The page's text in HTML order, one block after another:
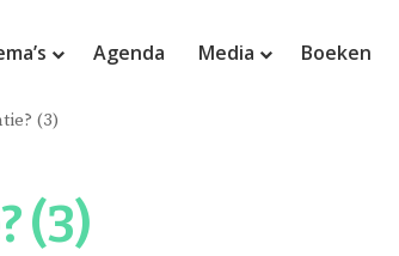
Agenda Media Boeken
(3)
(3)